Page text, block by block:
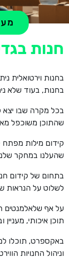
חנות
בחנות וירטואלית
בחנות, בעוד שלא
בכל מקרה שבו יצא
שהתוכן משוכפל
קידום מילות
שהעלנו במחקר
בתחום של קידום
לשלוט על הנראות
על אף שלאלמנטים
תוכן איכותי,
באקספרט, תוכלו
וניהול החנויות